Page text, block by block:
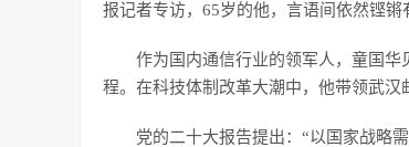
报记者专访，65岁的他，言语间依然铿锵
作为国内通信行业的领军人，童国华
程。在科技体制改革大潮中，他带领武汉
党的二十大报告提出：“以国家战略